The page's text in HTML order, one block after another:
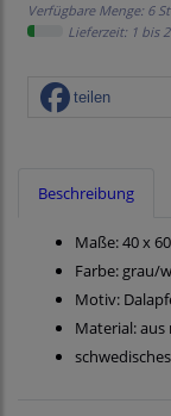
Verfügbare Menge: 6
Lieferzeit: 1 bis
teilen
Beschreibung
Maße: 40 x
Farbe: grau/
Motiv:
Material: